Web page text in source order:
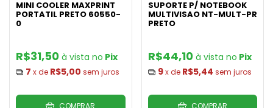
MINI COOLER MAXPRINT
PORTATIL PRETO 60550-
0
R$31,50
Pix
7 x de R$5,00 sem juros
COMPRAR
SUPORTE P/ NOTEBOOK
MULTIVISAO NT-MULT-PR
PRETO
R$44,10
Pix
9 x de R$5,44 sem juros
COMPRAR